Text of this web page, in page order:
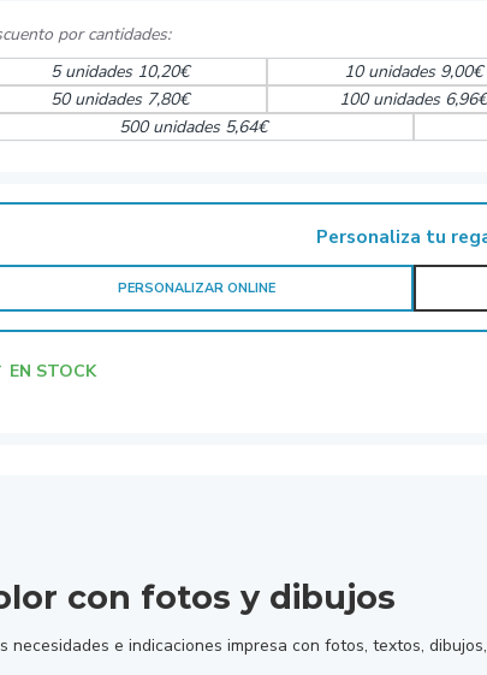
5 unidades 10,20€ 10 unidades 9,00€
50 unidades 7,80€
100 unidades 6,96€
500 unidades 5,64€
EN STOCK
Personaliza tu
PERSONALIZAR ONLINE
con fotos y dibujos
e indicaciones impresa con fotos, textos,